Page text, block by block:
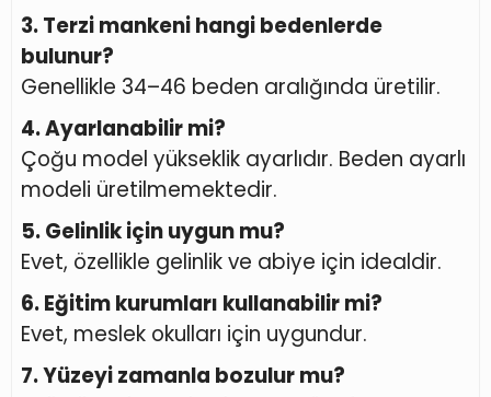
3. Terzi mankeni hangi bedenlerde
bulunur?
Genellikle 34–46 beden aralığında üretilir.
4. Ayarlanabilir mi?
Çoğu model yükseklik ayarlıdır. Beden ayarlı
modeli üretilmemektedir.
5. Gelinlik için uygun mu?
Evet, özellikle gelinlik ve abiye için idealdir.
6. Eğitim kurumları kullanabilir mi?
Evet, meslek okulları için uygundur.
7. Yüzeyi zamanla bozulur mu?